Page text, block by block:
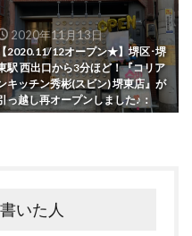
2020年11月13日
2020.11/12オープン★】堺区･堺
駅 西出口から3分ほど！『コリア
キッチン秀彬(スビン) 堺東店』が
っ越し再オープンしました♪：
いた人